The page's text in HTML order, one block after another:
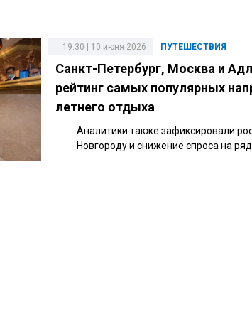
ПУТЕШЕСТВИЯ
19:30 | 10 июня 2026
Санкт-Петербург, Москва и
рейтинг самых популярных
летнего отдыха
Аналитики также зафиксировали
Новгороду и снижение спроса на